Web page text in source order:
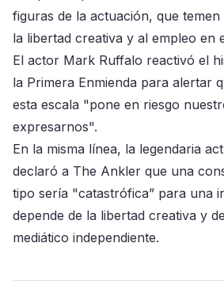
figuras de la actuación, que
la libertad creativa y al empleo en
El actor Mark Ruffalo reactivó el
la Primera Enmienda para alertar
esta escala "pone en riesgo
expresarnos".
En la misma línea, la legendaria
declaró a The Ankler que una
tipo sería "catastrófica” para una
depende de la libertad creativa y
mediático independiente.